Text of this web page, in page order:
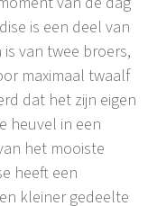
is een deel van
van twee broers,
maximaal twaalf
dat het zijn eigen
heuvel in een
het mooiste
heeft een
kleiner gedeelte